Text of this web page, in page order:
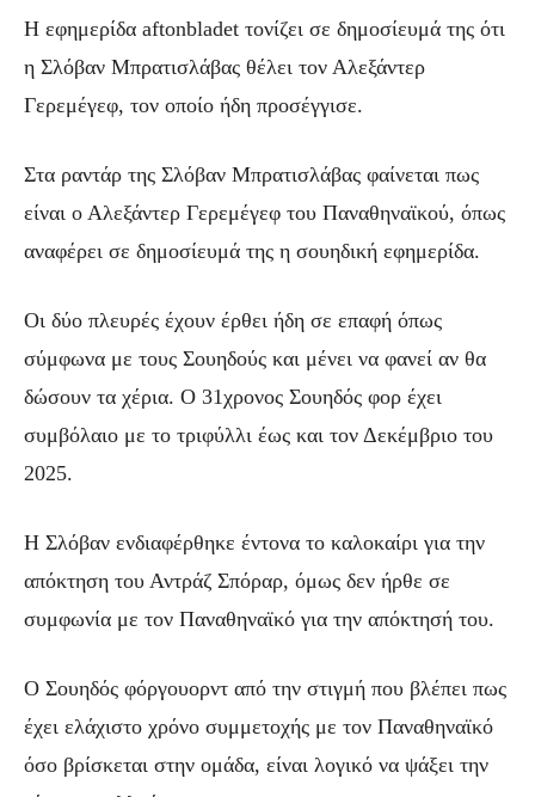
Η εφημερίδα aftonbladet τονίζει σε δημοσίευμά της ότι
η Σλόβαν Μπρατισλάβας θέλει τον Αλεξάντερ
Γερεμέγεφ, τον οποίο ήδη προσέγγισε.
Στα ραντάρ της Σλόβαν Μπρατισλάβας φαίνεται πως
είναι ο Αλεξάντερ Γερεμέγεφ του Παναθηναϊκού, όπως
αναφέρει σε δημοσίευμά της η σουηδική εφημερίδα.
Οι δύο πλευρές έχουν έρθει ήδη σε επαφή όπως
σύμφωνα με τους Σουηδούς και μένει να φανεί αν θα
δώσουν τα χέρια. Ο 31χρονος Σουηδός φορ έχει
συμβόλαιο με το τριφύλλι έως και τον Δεκέμβριο του
2025.
Η Σλόβαν ενδιαφέρθηκε έντονα το καλοκαίρι για την
απόκτηση του Αντράζ Σπόραρ, όμως δεν ήρθε σε
συμφωνία με τον Παναθηναϊκό για την απόκτησή του.
Ο Σουηδός φόργουορντ από την στιγμή που βλέπει πως
έχει ελάχιστο χρόνο συμμετοχής με τον Παναθηναϊκό
όσο βρίσκεται στην ομάδα, είναι λογικό να ψάξει την